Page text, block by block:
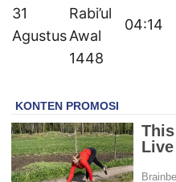
31
Agustus
Rabi’ul
Awal
1448
04:14